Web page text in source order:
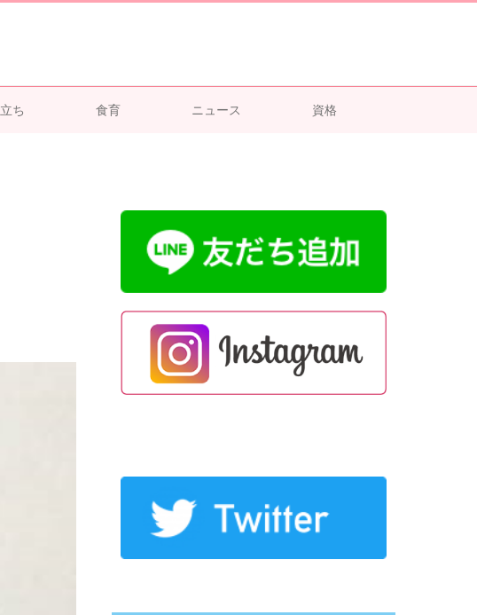
ち 食育 ニュース 資格